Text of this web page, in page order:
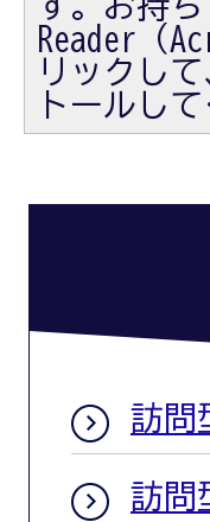
Reader（
リックし
トールして
訪問
訪問